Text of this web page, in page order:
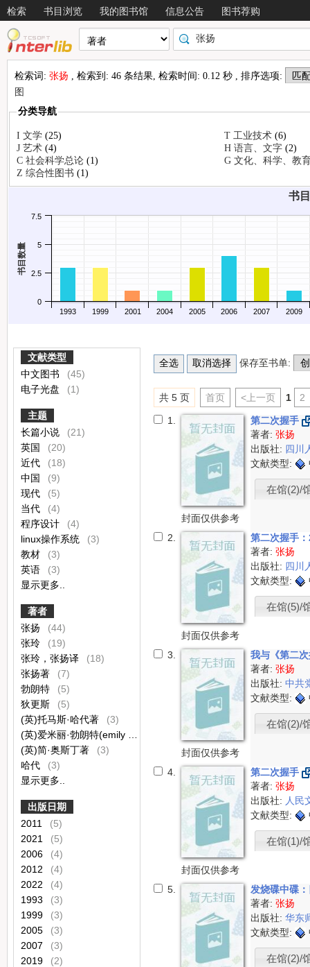
检索 书目浏览 我的图书馆 信息公告 图书荐购
检索词: 张扬 , 检索到: 46 条结果, 检索时间: 0.12 秒 , 排序选项:
图
分类导航
I 文学(25) T 工业技术(6)
J 艺术(4) H 语言、文字(2)
C 社会科学总论(1)
G 文化、科学、教
Z 综合性图书(1)
书目数量
书
1993 1999 2001 2004 2005 2006 2007 2009
0
2.5
5
7.5
文献类型
中文图书
(45)
电子光盘
(1)
主题
长篇小说
(21)
英国
(20)
近代
(18)
中国
(9)
现代
(5)
当代
(4)
程序设计
(4)
linux操作系统
(3)
教材
(3)
英语
(3)
显示更多..
著者
张扬
(44)
张玲
(19)
张玲，张扬译
(18)
张扬著
(7)
勃朗特
(5)
狄更斯
(5)
(英)托马斯·哈代著
(3)
(3)
(英)简·奥斯丁著
(3)
哈代
(3)
显示更多..
出版日期
2011
(5)
2021
(5)
2006
(4)
2012
(4)
2022
(4)
1993
(3)
1999
(3)
2005
(3)
2007
(3)
2019
(2)
保存至书单:
共 5 页 首页 <上一页 1 2
1.
封面仅供参考
第二次握手
著者:张扬
出版社: 四川
文献类型:
在馆(2)/
2.
封面仅供参考
第二次握手
著者:张扬
出版社: 四川
文献类型:
在馆(5)/
3.
封面仅供参考
我与《第二
著者:张扬
出版社:中共
文献类型:
在馆(2)/
4.
封面仅供参考
第二次握手
著者:张扬
出版社: 人民
文献类型:
在馆(1)/
5.
发烧碟中碟
著者:张扬
出版社:华东
文献类型:
在馆(2)/